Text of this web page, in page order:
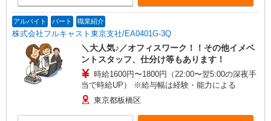
アルバイト パート 職業紹介
株式会社フルキャスト東京支社/EA0401G-3Q
＼大人気♪／オフィスワーク！！その他イメベ
ントスタッフ、仕分け等もあります！
時給1600円〜1800円（22:00〜翌5:00の深夜手
当で時給UP） ※給与幅は経験・能力による
東京都板橋区